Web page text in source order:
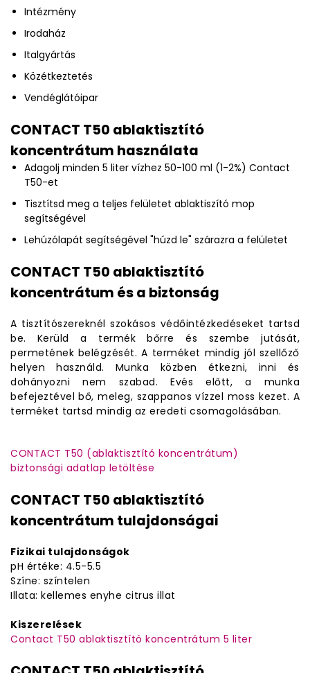
Intézmény
Irodaház
Italgyártás
Közétkeztetés
Vendéglátóipar
CONTACT T50 ablaktisztító
koncentrátum használata
Adagolj minden 5 liter vízhez 50-100 ml (1-2%) Contact
T50-et
Tisztítsd meg a teljes felületet ablaktiszító mop
segítségével
Lehúzólapát segítségével "húzd le" szárazra a felületet
CONTACT T50 ablaktisztító
koncentrátum és a biztonság
A tisztítószereknél szokásos védőintézkedéseket tartsd
be. Kerüld a termék bőrre és szembe jutását,
permetének belégzését. A terméket mindig jól szellőző
helyen használd. Munka közben étkezni, inni és
dohányozni nem szabad. Evés előtt, a munka
befejeztével bő, meleg, szappanos vízzel moss kezet. A
terméket tartsd mindig az eredeti csomagolásában.
CONTACT T50 (ablaktisztító koncentrátum)
biztonsági adatlap letöltése
CONTACT T50 ablaktisztító
koncentrátum tulajdonságai
Fizikai tulajdonságok
pH értéke: 4.5-5.5
Színe: színtelen
Illata: kellemes enyhe citrus illat
Kiszerelések
Contact T50 ablaktisztító koncentrátum 5 liter